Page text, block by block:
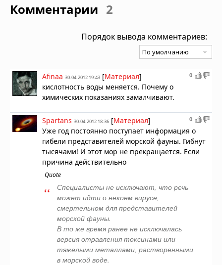
Комментарии 2
Порядок вывода комментариев:
0
Afinaa 30.04.2012 19:43 [Материал]
кислотность воды меняется. Почему о
химических показаниях замалчивают.
0
Spartans 30.04.2012 18:36 [Материал]
Уже год постоянно поступает информация о
гибели представителей морской фауны. Гибнут
тысячами! И этот мор не прекращается. Если
причина действительно
Quote
Специалисты не исключают, что речь
может идти о некоем вирусе,
смертельном для представителей
морской фауны.
В то же время ранее не исключалась
версия отравления токсинами или
тяжелыми металлами, растворенными
в морской воде.